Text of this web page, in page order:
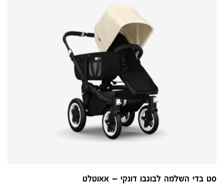
סט בדי השלמה לבוגבו דונקי – אאוטלט